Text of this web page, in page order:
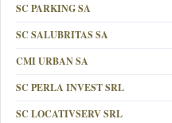
SC PARKING SA
SC SALUBRITAS SA
CMI URBAN SA
SC PERLA INVEST SRL
SC LOCATIVSERV SRL